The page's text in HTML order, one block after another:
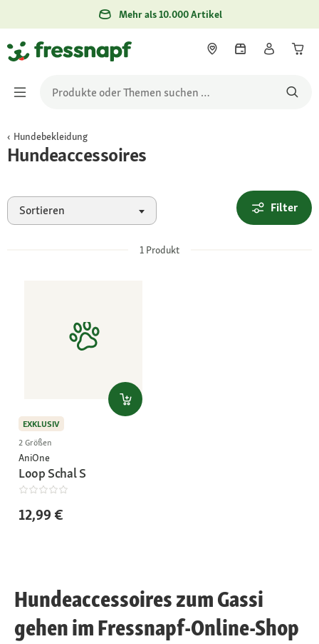
Mehr als 10.000 Artikel
Hundebekleidung
Hundeaccessoires
Sortieren Filter
1 Produkt
EXKLUSIV
2 Größen
AniOne
Loop Schal S
12,99 €
Hundeaccessoires zum Gassi
gehen im Fressnapf-Online-Shop